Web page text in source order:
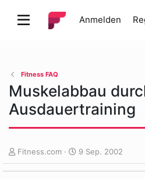
Anmelden
Fitness FAQ
Muskelabbau
Ausdauertraining
E
r
s
Fitness.com
E
r
s
9 Sep. 2002